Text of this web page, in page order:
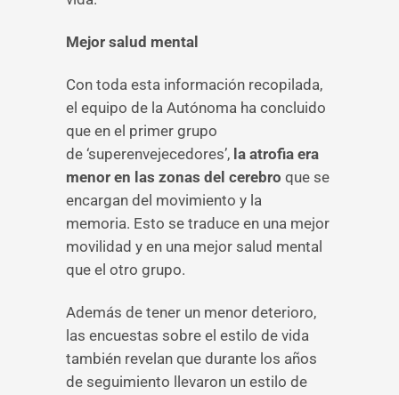
Mejor salud mental
Con toda esta información recopilada,
el equipo de la Autónoma ha concluido
que en el primer grupo
de ‘superenvejecedores’, la atrofia era
menor en las zonas del cerebro que se
encargan del movimiento y la
memoria. Esto se traduce en una mejor
movilidad y en una mejor salud mental
que el otro grupo.
Además de tener un menor deterioro,
las encuestas sobre el estilo de vida
también revelan que durante los años
de seguimiento llevaron un estilo de